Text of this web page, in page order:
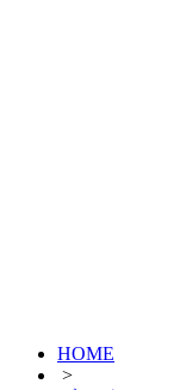
HOME
>